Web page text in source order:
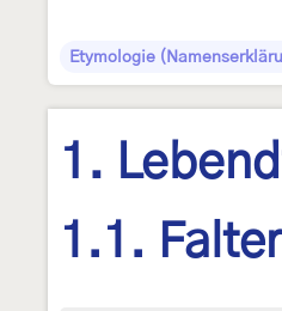
Etymologie
1.
1.1. Falter